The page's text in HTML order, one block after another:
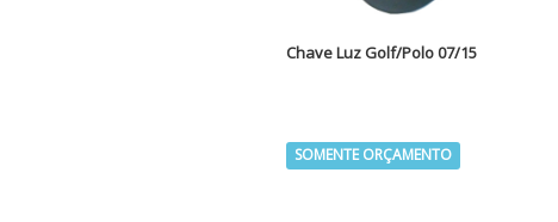
Chave Luz Golf/Polo 07/15
SOMENTE ORÇAMENTO